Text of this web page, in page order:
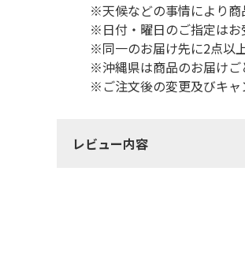
※天候などの事情により商
※日付・曜日のご指定はお
※同一のお届け先に2点以
※沖縄県は商品のお届けご
※ご注文後の変更及びキャ
レビュー内容